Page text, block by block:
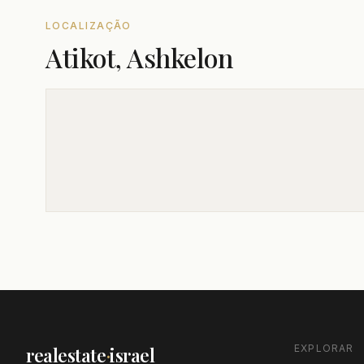
LOCALIZAÇÃO
Atikot, Ashkelon
realestate·israel EXPLORAR